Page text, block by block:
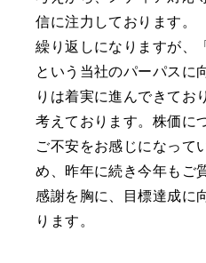
信に注力しております。
繰り返しになりますが、
という当社のパーパスに
りは着実に進んできてお
考えております。株価に
ご不安をお感じになって
め、昨年に続き今年もご
感謝を胸に、目標達成に
ります。